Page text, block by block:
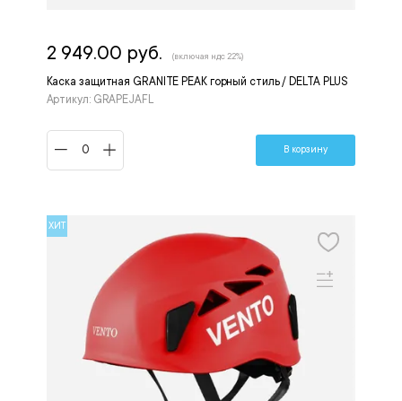
Каска защитная GRANITE PEAK горный стиль / DELTA PLUS
Артикул: GRAPEJAFL
2 949.00 руб. (включая ндс 22%)
В корзину
ХИТ